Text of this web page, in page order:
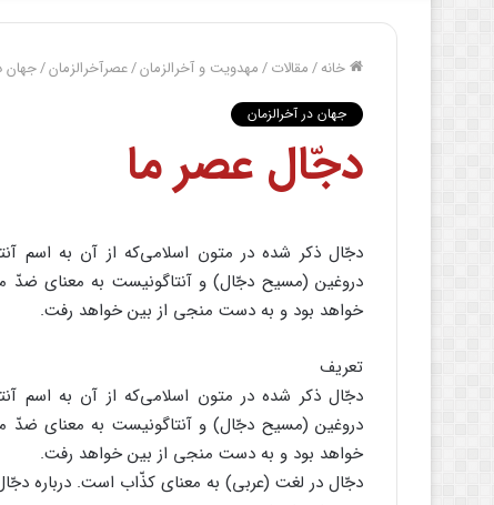
خانه/مقالات/مهدویت و آخرالزمان/عصرآخرالزمان/جهان
جهان در آخرالزمان
دجّال عصر ما
دجّال ذکر شده در متون اسلامی‌که از آن به
دروغین (مسیح دجّال) و آنتاگونیست به معنای ضدّ
خواهد بود و به دست منجی از بین خواهد رفت.
تعریف
دجّال ذکر شده در متون اسلامی‌که از آن به
دروغین (مسیح دجّال) و آنتاگونیست به معنای ضدّ
خواهد بود و به دست منجی از بین خواهد رفت.
دجّال در لغت (عربی) به معنای کذّاب است. درباره